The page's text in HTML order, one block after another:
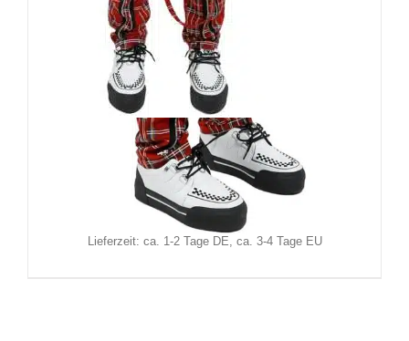
Black Soul Hose Tartan
109,90€
Inkl. MwSt.
zzgl.
Lieferzeit: ca. 1-2 Tage DE, ca. 3-4 Tage EU